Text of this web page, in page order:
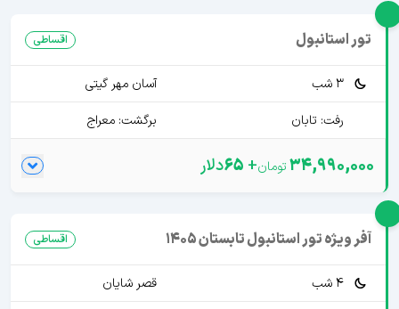
تور استانبول اقساطی
3 شب
آسان مهر گیتی
رفت: تابان
برگشت: معراج
34,990,000
+
65دلار
آفر ویژه تور استانبول تابستان 1405 اقساطی
4 شب
قصر شایان